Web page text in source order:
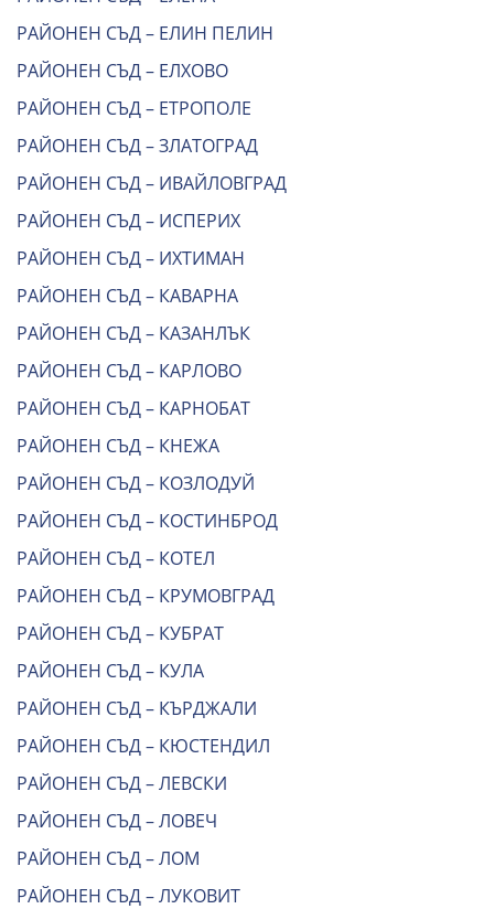
РАЙОНЕН СЪД – ЕЛИН ПЕЛИН
РАЙОНЕН СЪД – ЕЛХОВО
РАЙОНЕН СЪД – ЕТРОПОЛЕ
РАЙОНЕН СЪД – ЗЛАТОГРАД
РАЙОНЕН СЪД – ИВАЙЛОВГРАД
РАЙОНЕН СЪД – ИСПЕРИХ
РАЙОНЕН СЪД – ИХТИМАН
РАЙОНЕН СЪД – КАВАРНА
РАЙОНЕН СЪД – КАЗАНЛЪК
РАЙОНЕН СЪД – КАРЛОВО
РАЙОНЕН СЪД – КАРНОБАТ
РАЙОНЕН СЪД – КНЕЖА
РАЙОНЕН СЪД – КОЗЛОДУЙ
РАЙОНЕН СЪД – КОСТИНБРОД
РАЙОНЕН СЪД – КОТЕЛ
РАЙОНЕН СЪД – КРУМОВГРАД
РАЙОНЕН СЪД – КУБРАТ
РАЙОНЕН СЪД – КУЛА
РАЙОНЕН СЪД – КЪРДЖАЛИ
РАЙОНЕН СЪД – КЮСТЕНДИЛ
РАЙОНЕН СЪД – ЛЕВСКИ
РАЙОНЕН СЪД – ЛОВЕЧ
РАЙОНЕН СЪД – ЛОМ
РАЙОНЕН СЪД – ЛУКОВИТ